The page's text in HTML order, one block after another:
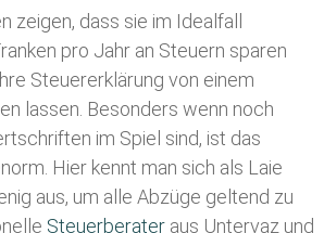
zeigen, dass sie im Idealfall
pro Jahr an Steuern sparen
Steuererklärung von einem
lassen . Besonders wenn noch
im Spiel sind, ist das
Hier kennt man sich als Laie
aus, um alle Abzüge geltend zu
Steuerberater aus Untervaz und